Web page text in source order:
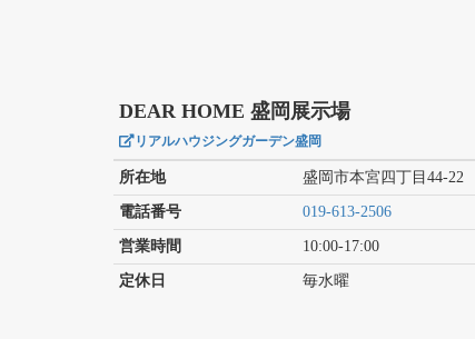
DEAR HOME 盛岡展示場
リアルハウジングガーデン盛岡
所在地 盛岡市本宮四丁目44-22
電話番号 019-613-2506
営業時間 10:00-17:00
定休日 毎水曜